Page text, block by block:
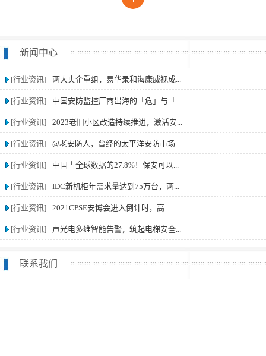
新闻中心
[行业资讯] 两大央企重组，易华录和海康威视成...
[行业资讯] 中国安防监控厂商出海的「危」与「...
[行业资讯] 2023老旧小区改造持续推进，激活安...
[行业资讯] @老安防人，曾经的太平洋安防市场...
[行业资讯] 中国占全球数据的27.8%！保安可以...
[行业资讯] IDC新机柜年需求量达到75万台，两...
[行业资讯] 2021CPSE安博会进入倒计时，高...
[行业资讯] 声光电多维智能告警，筑起电梯安全...
联系我们